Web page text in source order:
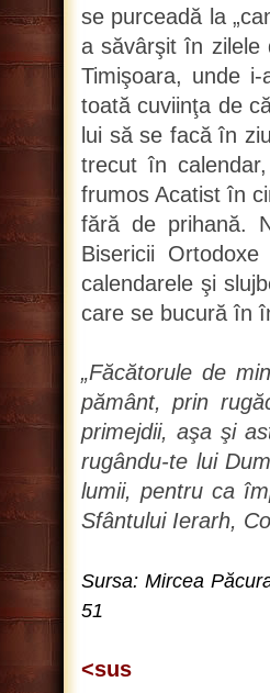
se purceadă la
a săvârşit în zilele
Timişoara, unde
toată cuviinţa de
lui să se facă în
trecut în
frumos Acatist în
fără de prihană.
Bisericii
calendarele şi
care se bucură în
„Făcătorule de
pământ, prin
primejdii, aşa şi
rugându-te lui
lumii, pentru ca
Sfântului Ierarh,
Sursa: Mircea
51
<sus